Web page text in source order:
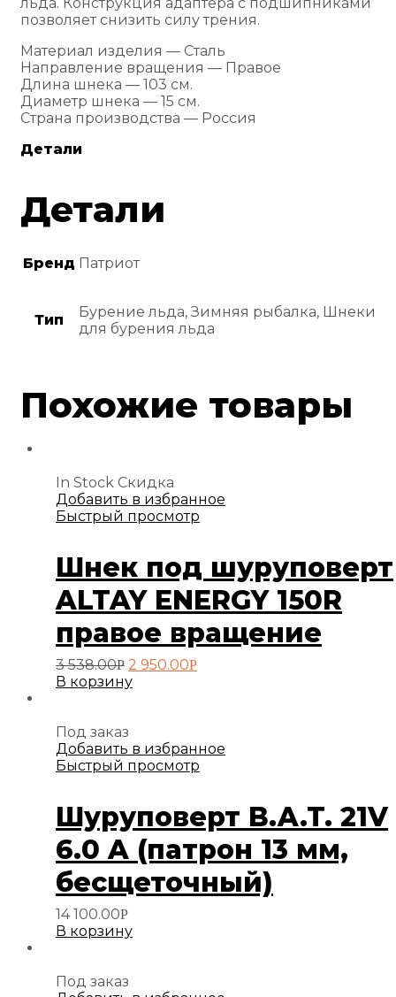
льда. Конструкция адаптера с подшипниками
позволяет снизить силу трения.
Материал изделия — Сталь
Направление вращения — Правое
Длина шнека — 103 см.
Диаметр шнека — 15 см.
Страна производства — Россия
Детали
Детали
Бренд Патриот
Тип
Бурение льда, Зимняя рыбалка, Шнеки
для бурения льда
Похожие товары
In Stock Скидка
Добавить в избранное
Быстрый просмотр
Шнек под шуруповерт
ALTAY ENERGY 150R
правое вращение
3 538.00Р Первоначальная
цена
538.00руб..
2 950.00РТекущая
В корзину
Под заказ
Добавить в избранное
Быстрый просмотр
Шуруповерт B.A.T. 21V
6.0 A (патрон 13 мм,
бесщеточный)
14 100.00Р
В корзину
Под заказ